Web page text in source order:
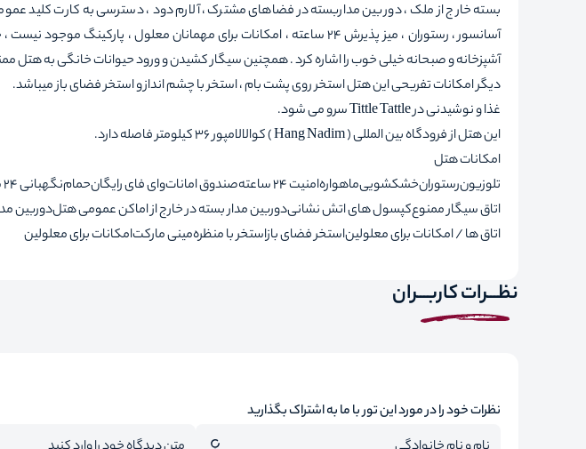
بسته خارج از ملک ، دوربین مداربسته در فضاهای مشترک ، آلارم دود ، دسترسی به کارت کلید
آسانسور ، رستوران ، میز پذیرش 24 ساعته ، امکانات برای مهمانان معلول ،
آشپزخانه و صبحانه خیلی خوب را اشاره کرد . همچنین سیگار کشیدن و ورود حیوانات خانگی به هتل
دیگر امکانات تفریحی این هتل استخر روی پشت بام ، استخر با چشم انداز و استخر فضای باز میباشد.
غذا و نوشیدنی در Tittle Tattle سرو می شود.
این هتل از فرودگاه بین المللی ( Hang Nadim ) کوالالامپور 36 کیلومتر فاصله دارد.
امکانات هتل
تلوزیونرستورانخشکشوییماهوارهامنیت 24 ساعته صندوق اماناتوای فای رایگانحمامنگهبانی 24 ساعته
اتاق سیگار ممنوعکپسول های اتش نشانیدوربین مدار بسته در خارج از اماکن عمومی هتلدوربین
اتاق ها / امکانات برای معلولیناستخر فضای بازاستخر با منظرهمینی مارکتامکانات برای معلولین
نظـــرات کاربـــران
نظرات خود را در مورد این تور با ما به اشتراک بگذارید